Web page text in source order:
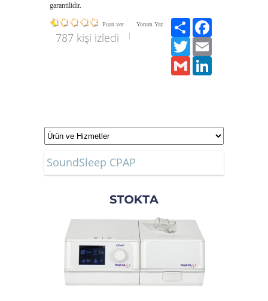
garantilidir.
Puan ver Yorum Yaz
787 kişi izledi
Paylaş
Twitter
Gmail
SoundSleep CPAP